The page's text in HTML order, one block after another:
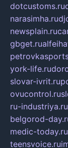
dotcustoms.ru
narasimha.ru
newsplain.ru
gbget.ru
york-life.ru
slovar-ivrit.ru
ovucontrol.ru
ru-industriya.ru
belgorod-
medic-today.ru
teensvoice.ru